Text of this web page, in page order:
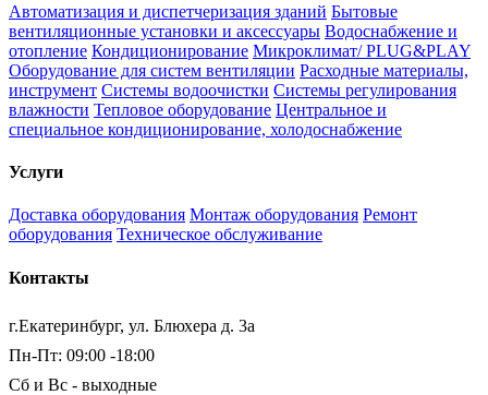
Автоматизация и диспетчеризация зданий Бытовые
вентиляционные установки и аксессуары Водоснабжение и
отопление Кондиционирование Микроклимат/ PLUG&PLAY
Оборудование для систем вентиляции Расходные материалы,
инструмент Системы водоочистки Системы регулирования
влажности Тепловое оборудование Центральное и
специальное кондиционирование, холодоснабжение
Услуги
Доставка оборудования Монтаж оборудования Ремонт
оборудования Техническое обслуживание
Контакты
г.Екатеринбург, ул. Блюхера д. 3а
Пн-Пт: 09:00 -18:00
Сб и Вс - выходные